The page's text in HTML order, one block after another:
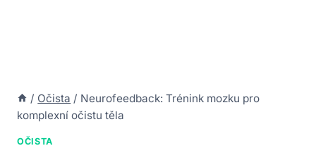
/ Očista / Neurofeedback: Trénink mozku pro
komplexní očistu těla
OČISTA